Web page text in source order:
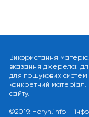
Використання
вказання джерела:
для пошукових
конкретний матеріал.
сайту.
©2019. Horyn.info –